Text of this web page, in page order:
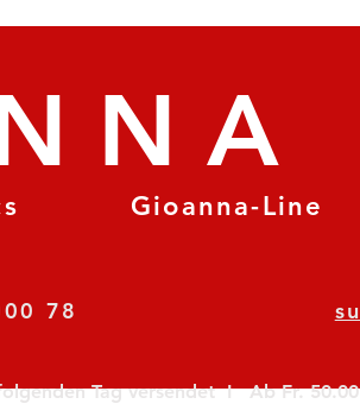
Gioanna-Line
78 000 78
Tag versendet  I   Ab Fr.